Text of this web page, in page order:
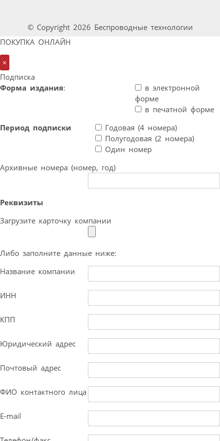
© Copyright 2026 Беспроводные технологии
ПОКУПКА ОНЛАЙН
×
Подписка
Форма издания:
в электронной
форме
в печатной форме
Период подписки
Годовая (4 номера)
Полугодовая (2 номера)
Один номер
Архивные номера (номер, год)
Реквизиты
Загрузите карточку компании
Либо заполните данные ниже:
Название компании
ИНН
КПП
Юридический адрес
Почтовый адрес
ФИО контактного лица
E-mail